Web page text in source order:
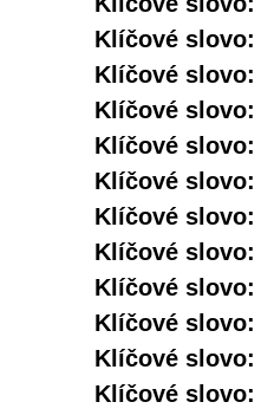
Klíčové slovo:
Klíčové slovo:
Klíčové slovo:
Klíčové slovo:
Klíčové slovo:
Klíčové slovo:
Klíčové slovo:
Klíčové slovo:
Klíčové slovo:
Klíčové slovo:
Klíčové slovo: